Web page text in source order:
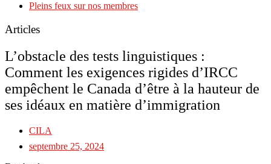
Pleins feux sur nos membres
Articles
L’obstacle des tests linguistiques :
Comment les exigences rigides d’IRCC
empêchent le Canada d’être à la hauteur de
ses idéaux en matière d’immigration
CILA
septembre 25, 2024